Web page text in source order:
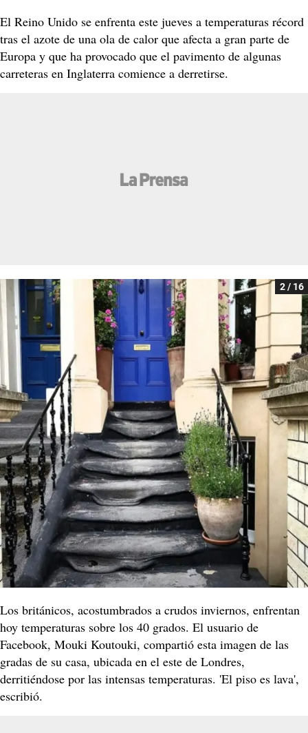
El Reino Unido se enfrenta este jueves a temperaturas récord
tras el azote de una ola de calor que afecta a gran parte de
Europa y que ha provocado que el pavimento de algunas
carreteras en Inglaterra comience a derretirse.
2 / 16
Los británicos, acostumbrados a crudos inviernos, enfrentan
hoy temperaturas sobre los 40 grados. El usuario de
Facebook, Mouki Koutouki, compartió esta imagen de las
gradas de su casa, ubicada en el este de Londres,
derritiéndose por las intensas temperaturas. 'El piso es lava',
escribió.